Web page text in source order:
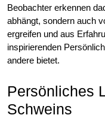
Beobachter erkennen
abhängt, sondern auch
ergreifen und aus
inspirierenden
andere bietet.
Persönliches
Schweins